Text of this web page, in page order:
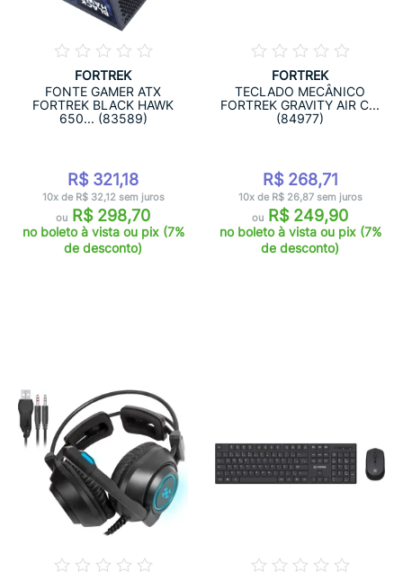
FORTREK
FONTE GAMER ATX
FORTREK BLACK HAWK
650... (83589)
R$ 321,18
10x de R$ 32,12 sem juros
ou R$ 298,70
no boleto à vista ou pix (7%
de desconto)
FORTREK
TECLADO MECÂNICO
FORTREK GRAVITY AIR C...
(84977)
R$ 268,71
10x de R$ 26,87 sem juros
ou R$ 249,90
no boleto à vista ou pix (7%
de desconto)